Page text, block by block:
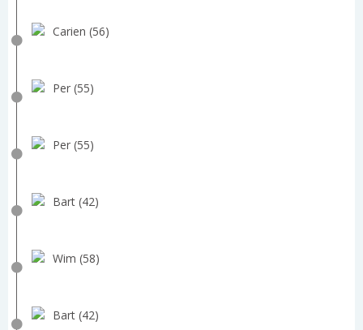
Carien (56)
Per (55)
Per (55)
Bart (42)
Wim (58)
Bart (42)